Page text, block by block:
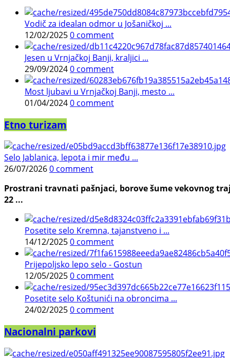
Vodič za idealan odmor u Jošaničkoj ...
12/02/20250 comment
Jesen u Vrnjačkoj Banji, kraljici ...
29/09/20240 comment
Most ljubavi u Vrnjačkoj Banji, mesto ...
01/04/20240 comment
Etno turizam
Selo Jablanica, lepota i mir među ...
26/07/20260 comment
Prostrani travnati pašnjaci, borove šume vekovnog
22 ...
Posetite selo Kremna, tajanstveno i ...
14/12/20250 comment
Prijepoljsko lepo selo - Gostun
12/05/20250 comment
Posetite selo Koštunići na obroncima ...
24/02/20250 comment
Nacionalni parkovi